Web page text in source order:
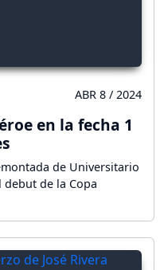
ABR 8 / 2024
en la fecha 1
de Universitario
de la Copa